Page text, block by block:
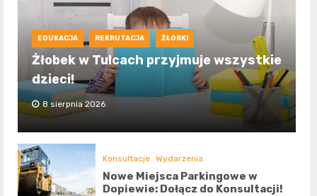
EDUKACJA REKRUTACJA ŻŁOBKI
Żłobek w Tulcach przyjmuje wszystkie
dzieci!
8 sierpnia 2026
Konsultacje Wydarzenia
Nowe Miejsca Parkingowe w
Dopiewie: Dołącz do Konsultacji!